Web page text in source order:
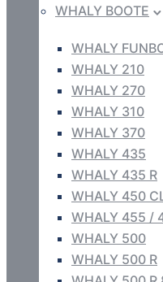
WHALY BOOTE
WHALY
WHALY 210
WHALY 270
WHALY 310
WHALY 370
WHALY 435
WHALY 435 R
WHALY 450
WHALY 455 /
WHALY 500
WHALY 500 R